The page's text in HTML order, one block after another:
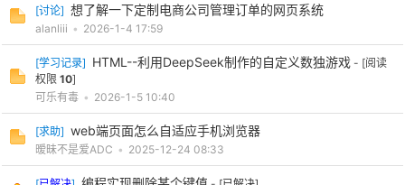
[讨论] 想了解一下定制电商公司管理订单的网页系统
alanliii • 2026-1-4 17:59
[学习记录] HTML--利用DeepSeek制作的自定义数独游戏 - [阅读
权限 10]
可乐有毒 • 2026-1-5 10:40
[求助] web端页面怎么自适应手机浏览器
暧昧不是爱ADC • 2025-12-24 08:33